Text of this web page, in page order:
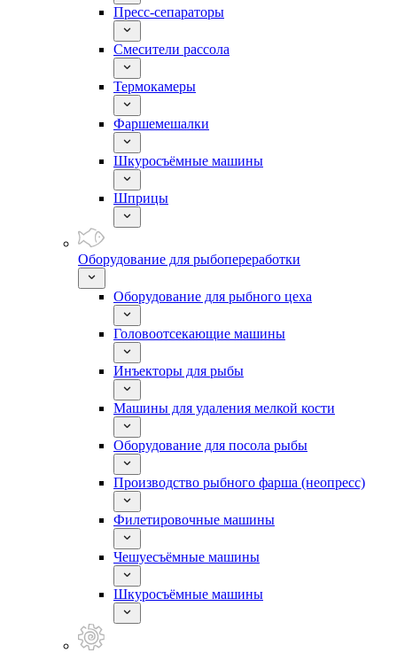
Пресс-сепараторы
Смесители рассола
Термокамеры
Фаршемешалки
Шкуросъёмные машины
Шприцы
Оборудование для рыбопереработки
Оборудование для рыбного цеха
Головоотсекающие машины
Инъекторы для рыбы
Машины для удаления мелкой кости
Оборудование для посола рыбы
Производство рыбного фарша (неопресс)
Филетировочные машины
Чешуесъёмные машины
Шкуросъёмные машины